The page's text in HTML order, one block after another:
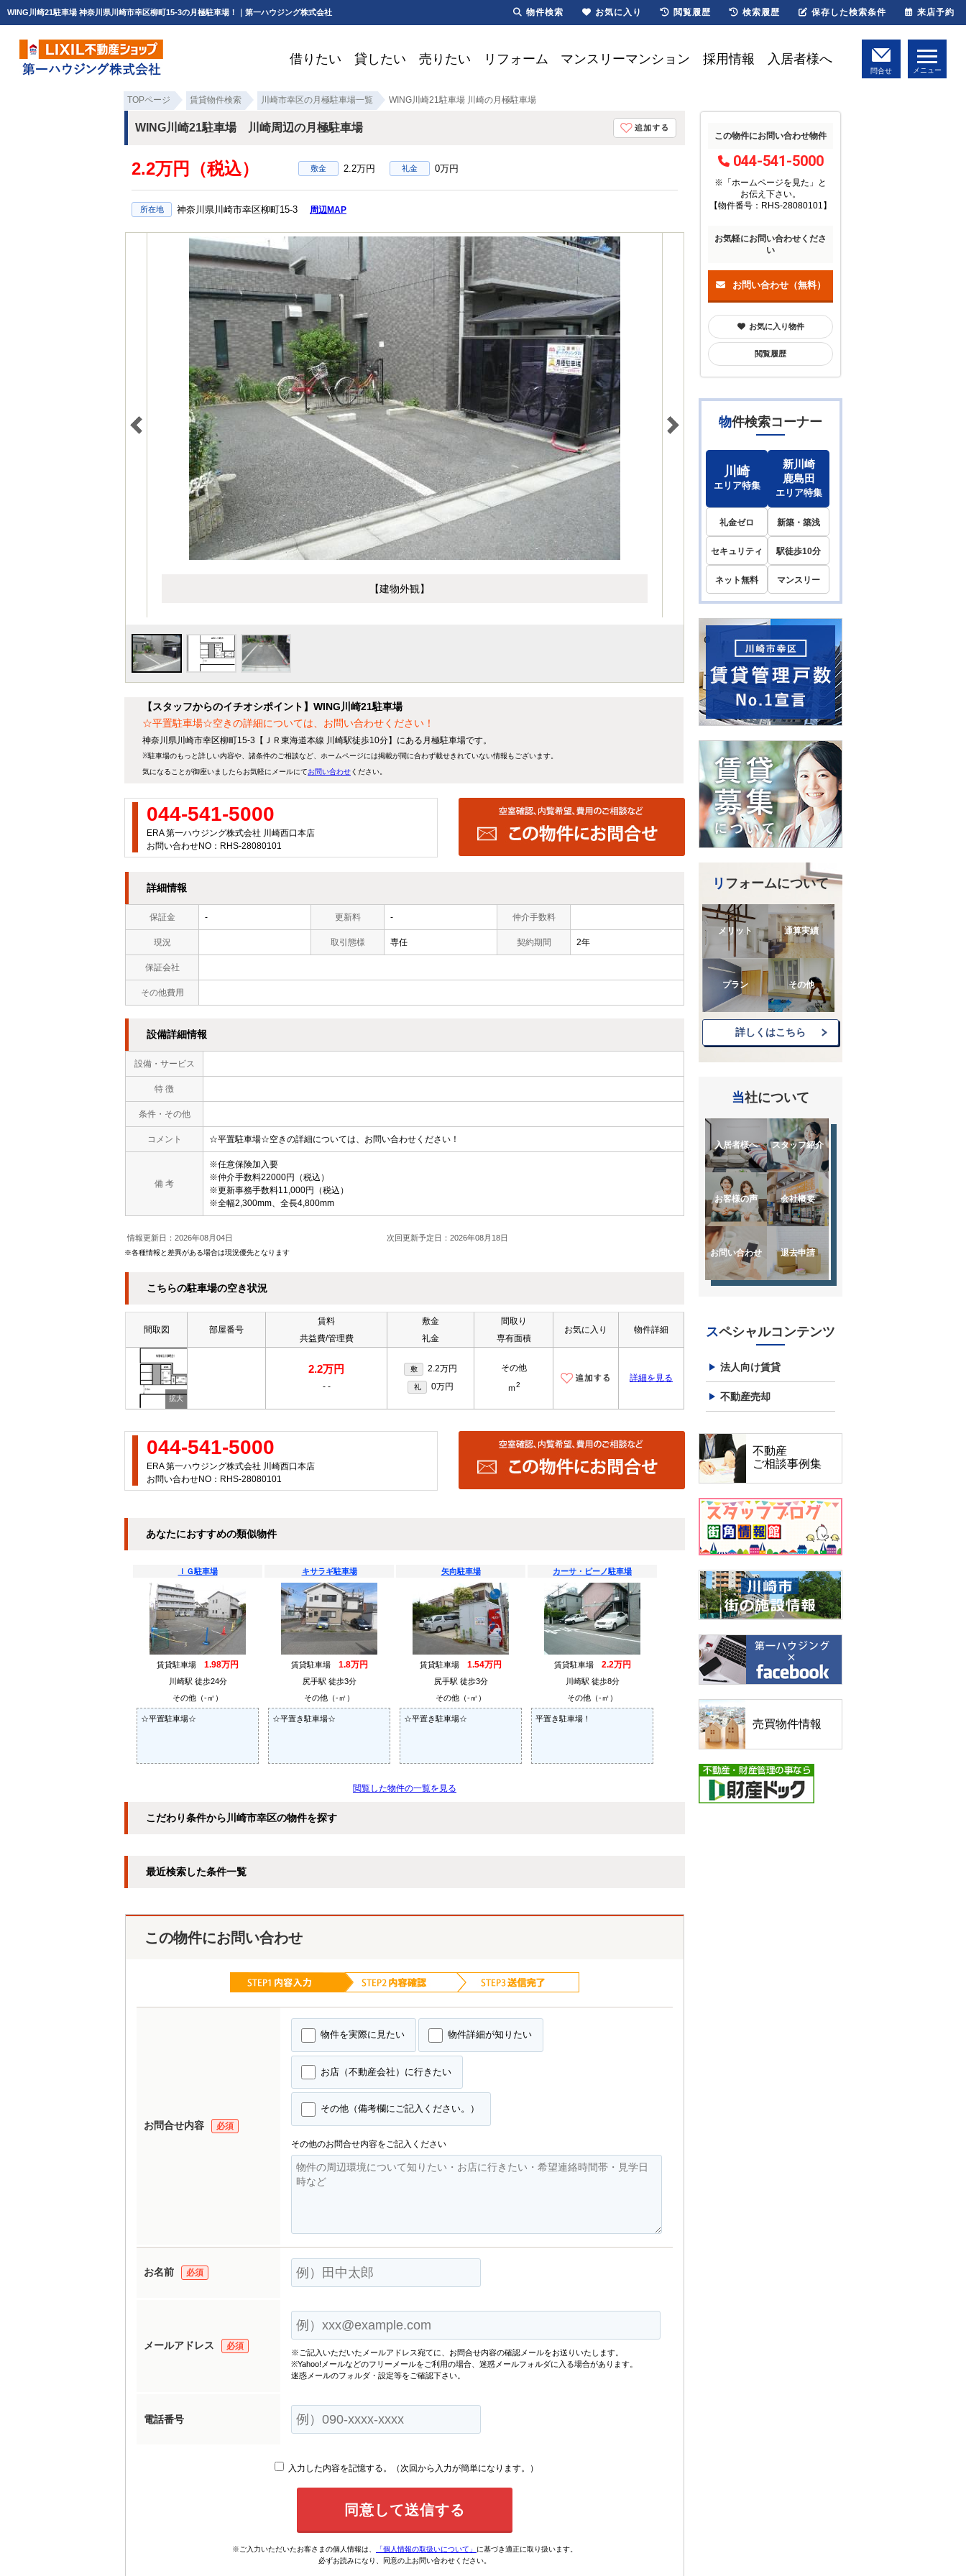
WING川崎21駐車場 神奈川県川崎市幸区柳町15-3の月極駐車場！｜第一ハウジング株式会社
借りたい 貸したい 売りたい リフォーム マンスリーマンション 採用情報 入居者様へ
問合せ メニュー
TOPページ 賃貸物件検索 川崎市幸区の月極駐車場一覧 WING川崎21駐車場 川崎の月極駐車場
WING川崎21駐車場 川崎周辺の月極駐車場
2.2万円（税込） 敷金 2.2万円 礼金 0万円
所在地 神奈川県川崎市幸区柳町15-3 周辺MAP
【建物外観】
【スタッフからのイチオシポイント】WING川崎21駐車場
☆平置駐車場☆空きの詳細については、お問い合わせください！
神奈川県川崎市幸区柳町15-3【ＪＲ東海道本線 川崎駅徒歩10分】にある月極駐車場です。
※駐車場のもっと詳しい内容や、諸条件のご相談など、ホームページには掲載が間に合わず載せきれていない情報もございます。
気になることが御座いましたらお気軽にメールにてお問い合わせください。
044-541-5000
ERA 第一ハウジング株式会社 川崎西口本店
お問い合わせNO：RHS-28080101
詳細情報
保証金 - 更新料 - 仲介手数料
現況 取引態様 専任 契約期間 2年
保証会社
その他費用
設備詳細情報
設備・サービス
特 徴
条件・その他
コメント ☆平置駐車場☆空きの詳細については、お問い合わせください！
備 考
※任意保険加入要
※仲介手数料22000円（税込）
※更新事務手数料11,000円（税込）
※全幅2,300mm、全長4,800mm
情報更新日：2026年08月04日 次回更新予定日：2026年08月18日
※各種情報と差異がある場合は現況優先となります
こちらの駐車場の空き状況
間取図 部屋番号
賃料
共益費/管理費
敷金
礼金
間取り
専有面積
お気に入り 物件詳細
2.2万円
- -
敷 2.2万円
礼 0万円
その他
ｍ2
詳細を見る
044-541-5000
ERA 第一ハウジング株式会社 川崎西口本店
お問い合わせNO：RHS-28080101
あなたにおすすめの類似物件
ＩＧ駐車場
賃貸駐車場 1.98万円
川崎駅 徒歩24分
その他（-㎡）
☆平置駐車場☆
キサラギ駐車場
賃貸駐車場 1.8万円
尻手駅 徒歩3分
その他（-㎡）
☆平置き駐車場☆
矢向駐車場
賃貸駐車場 1.54万円
尻手駅 徒歩3分
その他（-㎡）
☆平置き駐車場☆
カーサ・ピーノ駐車場
賃貸駐車場 2.2万円
川崎駅 徒歩8分
その他（-㎡）
平置き駐車場！
閲覧した物件の一覧を見る
こだわり条件から川崎市幸区の物件を探す
最近検索した条件一覧
この物件にお問い合わせ
お問合せ内容 必須
物件を実際に見たい 物件詳細が知りたい
お店（不動産会社）に行きたい
その他（備考欄にご記入ください。）
その他のお問合せ内容をご記入ください
お名前 必須
メールアドレス 必須
※ご記入いただいたメールアドレス宛てに、お問合せ内容の確認メールをお送りいたします。
※Yahoo!メールなどのフリーメールをご利用の場合、迷惑メールフォルダに入る場合があります。
迷惑メールのフォルダ・設定等をご確認下さい。
電話番号
入力した内容を記憶する。（次回から入力が簡単になります。）
※ご入力いただいたお客さまの個人情報は、 「個人情報の取扱いについて」 に基づき適正に取り扱います。
必ずお読みになり、同意の上お問い合わせください。
この物件にお問い合わせ物件
044-541-5000
※「ホームページを見た」
と
お伝え下さい。
【物件番号：RHS-28080101】
お気軽にお問い合わせくださ
い
お問い合わせ（無料）
お気に入り物件
閲覧履歴
物件検索コーナー
川崎
エリア特集
新川崎
鹿島田
エリア特集
礼金ゼロ 新築・築浅
セキュリティ 駅徒歩10分
ネット無料 マンスリー
リフォームについて
メリット 通算実績
プラン その他
詳しくはこちら
当社について
入居者様へ スタッフ紹介
お客様の声 会社概要
お問い合わせ 退去申請
スペシャルコンテンツ
法人向け賃貸
不動産売却
不動産
ご相談事例集
売買物件情報
物件検索 お気に入り 閲覧履歴 検索履歴 保存した検索条件 来店予約